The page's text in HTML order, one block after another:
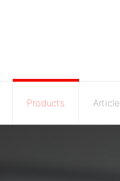
Products Article